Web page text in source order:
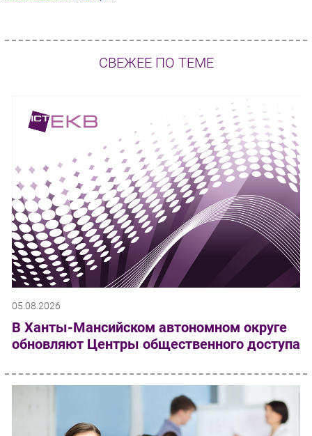
СВЕЖЕЕ ПО ТЕМЕ
05.08.2026
В Ханты-Мансийском автономном округе
обновляют Центры общественного доступа